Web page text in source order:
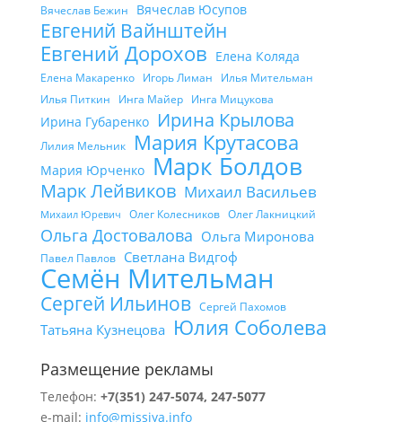
Вячеслав Бежин Вячеслав Юсупов
Евгений Вайнштейн
Евгений Дорохов Елена Коляда
Елена Макаренко Игорь Лиман
Илья Мительман
Илья Питкин
Инга Майер Инга Мицукова
Ирина Губаренко Ирина Крылова
Лилия Мельник Мария Крутасова
Мария Юрченко Марк Болдов
Марк Лейвиков Михаил Васильев
Михаил Юревич Олег Колесников Олег Лакницкий
Ольга Достовалова Ольга Миронова
Павел Павлов Светлана Видгоф
Семён Мительман
Сергей Ильинов Сергей Пахомов
Татьяна Кузнецова Юлия Соболева
Размещение рекламы
Телефон: +7(351) 247-5074, 247-5077
e-mail: info@missiya.info